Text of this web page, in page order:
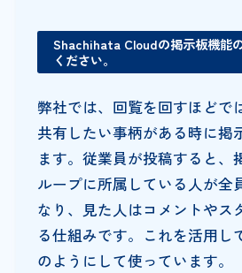
Shachihata Cloudの掲示板機能
ください。
弊社では、回覧を回すほどで
共有したい事柄がある時に掲
ます。従業員が投稿すると、
ループに所属している人が全
なり、見た人はコメントやス
る仕組みです。これを活用し
のようにして使っています。